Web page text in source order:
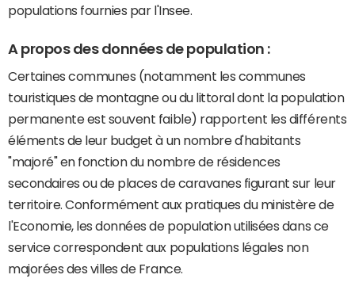
populations fournies par l'Insee.
A propos des données de population :
Certaines communes (notamment les communes
touristiques de montagne ou du littoral dont la population
permanente est souvent faible) rapportent les différents
éléments de leur budget à un nombre d'habitants
"majoré" en fonction du nombre de résidences
secondaires ou de places de caravanes figurant sur leur
territoire. Conformément aux pratiques du ministère de
l'Economie, les données de population utilisées dans ce
service correspondent aux populations légales non
majorées des villes de France.